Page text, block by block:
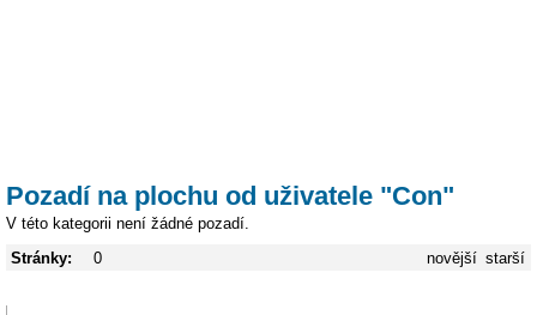
Pozadí na plochu od uživatele "Con"
V této kategorii není žádné pozadí.
novější starší
Stránky: 0